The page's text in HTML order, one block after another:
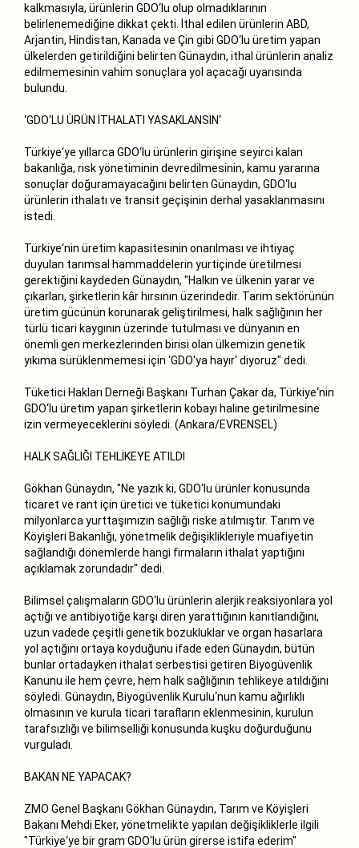
kalkmasıyla, ürünlerin GDO‘lu olup olmadıklarının
belirlenemediğine dikkat çekti. İthal edilen ürünlerin ABD,
Arjantin, Hindistan, Kanada ve Çin gibi GDO‘lu üretim yapan
ülkelerden getirildiğini belirten Günaydın, ithal ürünlerin analiz
edilmemesinin vahim sonuçlara yol açacağı uyarısında
bulundu.
‘GDO‘LU ÜRÜN İTHALATI YASAKLANSIN‘
Türkiye‘ye yıllarca GDO‘lu ürünlerin girişine seyirci kalan
bakanlığa, risk yönetiminin devredilmesinin, kamu yararına
sonuçlar doğuramayacağını belirten Günaydın, GDO‘lu
ürünlerin ithalatı ve transit geçişinin derhal yasaklanmasını
istedi.
Türkiye‘nin üretim kapasitesinin onarılması ve ihtiyaç
duyulan tarımsal hammaddelerin yurtiçinde üretilmesi
gerektiğini kaydeden Günaydın, "Halkın ve ülkenin yarar ve
çıkarları, şirketlerin kâr hırsının üzerindedir. Tarım sektörünün
üretim gücünün korunarak geliştirilmesi, halk sağlığının her
türlü ticari kaygının üzerinde tutulması ve dünyanın en
önemli gen merkezlerinden birisi olan ülkemizin genetik
yıkıma sürüklenmemesi için ‘GDO‘ya hayır‘ diyoruz" dedi.
Tüketici Hakları Derneği Başkanı Turhan Çakar da, Türkiye‘nin
GDO‘lu üretim yapan şirketlerin kobayı haline getirilmesine
izin vermeyeceklerini söyledi. (Ankara/EVRENSEL)
HALK SAĞLIĞI TEHLİKEYE ATILDI
Gökhan Günaydın, "Ne yazık ki, GDO‘lu ürünler konusunda
ticaret ve rant için üretici ve tüketici konumundaki
milyonlarca yurttaşımızın sağlığı riske atılmıştır. Tarım ve
Köyişleri Bakanlığı, yönetmelik değişiklikleriyle muafiyetin
sağlandığı dönemlerde hangi firmaların ithalat yaptığını
açıklamak zorundadır" dedi.
Bilimsel çalışmaların GDO‘lu ürünlerin alerjik reaksiyonlara yol
açtığı ve antibiyotiğe karşı diren yarattığının kanıtlandığını,
uzun vadede çeşitli genetik bozukluklar ve organ hasarlara
yol açtığını ortaya koyduğunu ifade eden Günaydın, bütün
bunlar ortadayken ithalat serbestisi getiren Biyogüvenlik
Kanunu ile hem çevre, hem halk sağlığının tehlikeye atıldığını
söyledi. Günaydın, Biyogüvenlik Kurulu‘nun kamu ağırlıklı
olmasının ve kurula ticari tarafların eklenmesinin, kurulun
tarafsızlığı ve bilimselliği konusunda kuşku doğurduğunu
vurguladı.
BAKAN NE YAPACAK?
ZMO Genel Başkanı Gökhan Günaydın, Tarım ve Köyişleri
Bakanı Mehdi Eker, yönetmelikte yapılan değişikliklerle ilgili
"Türkiye‘ye bir gram GDO‘lu ürün girerse istifa ederim"